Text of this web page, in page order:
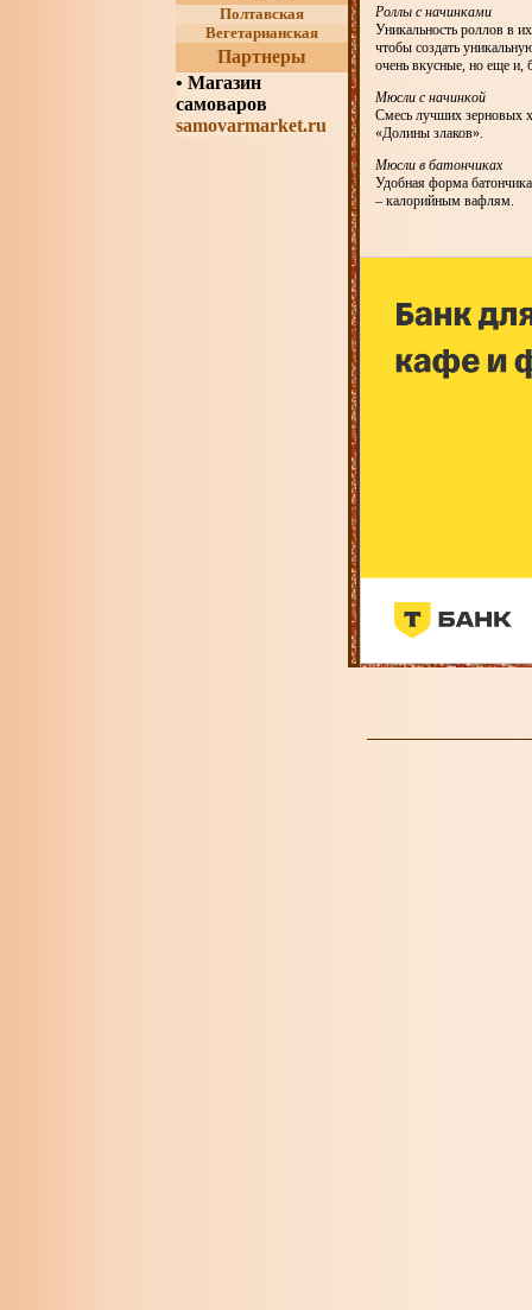
Полтавская
Вегетарианская
Партнеры
• Магазин
самоваров
samovarmarket.ru
Роллы с начинками
Уникальность роллов в
чтобы создать
очень вкусные, но еще и,
Мюсли с начинкой
Смесь лучших зерновых
«Долины злаков».
Мюсли в батончиках
Удобная форма
– калорийным вафлям.